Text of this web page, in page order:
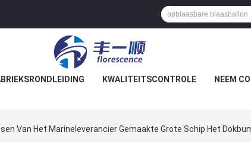
KWALITEITSCONTROLE NEEM
Van Het Marineleverancier Gemaakte Grote Schip Het